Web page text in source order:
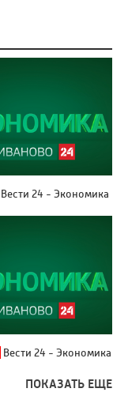
Вести 24 - Экономика
Вести 24 - Экономика
ПОКАЗАТЬ ЕЩЕ